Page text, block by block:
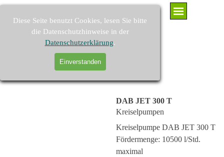
Diese Seite benutzt Cookies, lesen Sie bitte
die Datenschutzhinweise in der
Datenschutzerklärung.
Einverstanden
Direkt zum Seiteninhalt Menü überspringen
PUMPEN-KAARST - Brunnenpumpen und Pumpenzubehör
Suchen
DAB JET 300 T
Kreiselpumpen
Kreiselpumpe DAB JET 300 T
Fördermenge: 10500 l/Std.
maximal